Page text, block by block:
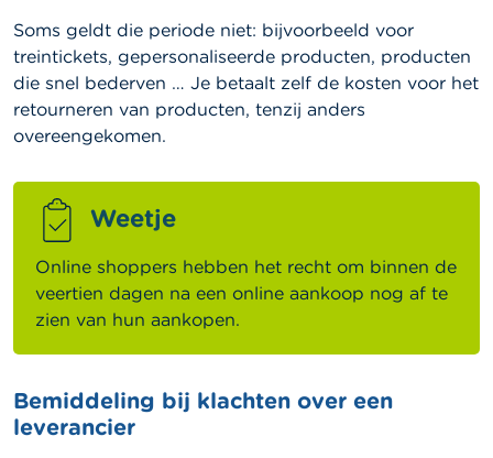
Soms geldt die periode niet: bijvoorbeeld voor
treintickets, gepersonaliseerde producten, producten
die snel bederven … Je betaalt zelf de kosten voor het
retourneren van producten, tenzij anders
overeengekomen.
Weetje
Online shoppers hebben het recht om binnen de
veertien dagen na een online aankoop nog af te
zien van hun aankopen.
Bemiddeling bij klachten over een
leverancier